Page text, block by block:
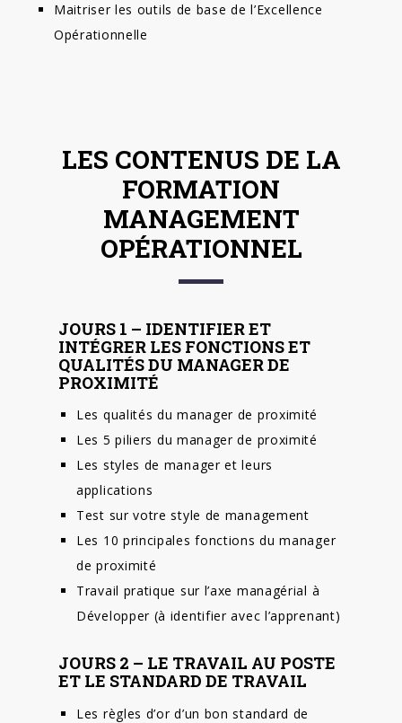
Maitriser les outils de base de l’Excellence
Opérationnelle
LES CONTENUS DE LA
FORMATION
MANAGEMENT
OPÉRATIONNEL
JOURS 1 – IDENTIFIER ET
INTÉGRER LES FONCTIONS ET
QUALITÉS DU MANAGER DE
PROXIMITÉ
Les qualités du manager de proximité
Les 5 piliers du manager de proximité
Les styles de manager et leurs
applications
Test sur votre style de management
Les 10 principales fonctions du manager
de proximité
Travail pratique sur l’axe managérial à
Développer (à identifier avec l’apprenant)
JOURS 2 – LE TRAVAIL AU POSTE
ET LE STANDARD DE TRAVAIL
Les règles d’or d’un bon standard de